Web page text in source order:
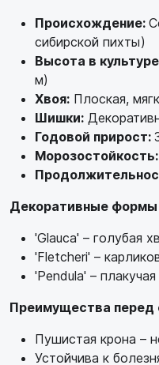
Происхождение:
сибирской пихты)
Высота в
м)
Хвоя: Плоская,
Шишки:
Годовой прирост:
Морозостойкость:
Декоративные формы
'Glauca' – голубая
'Fletcheri' –
'Pendula' –
Преимущества перед
Пушистая крона –
Устойчива к